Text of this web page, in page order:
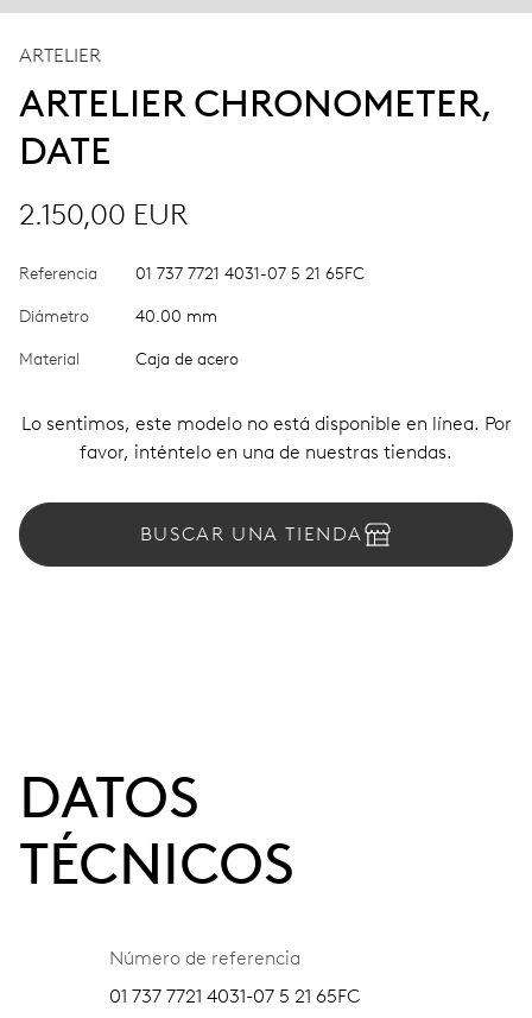
ARTELIER
ARTELIER CHRONOMETER,
DATE
2.150,00 EUR
Referencia 01 737 7721 4031-07 5 21 65FC
Diámetro 40.00 mm
Material Caja de acero
Lo sentimos, este modelo no está disponible en línea. Por
favor, inténtelo en una de nuestras tiendas.
BUSCAR UNA TIENDA
DATOS
TÉCNICOS
Número de referencia
01 737 7721 4031-07 5 21 65FC